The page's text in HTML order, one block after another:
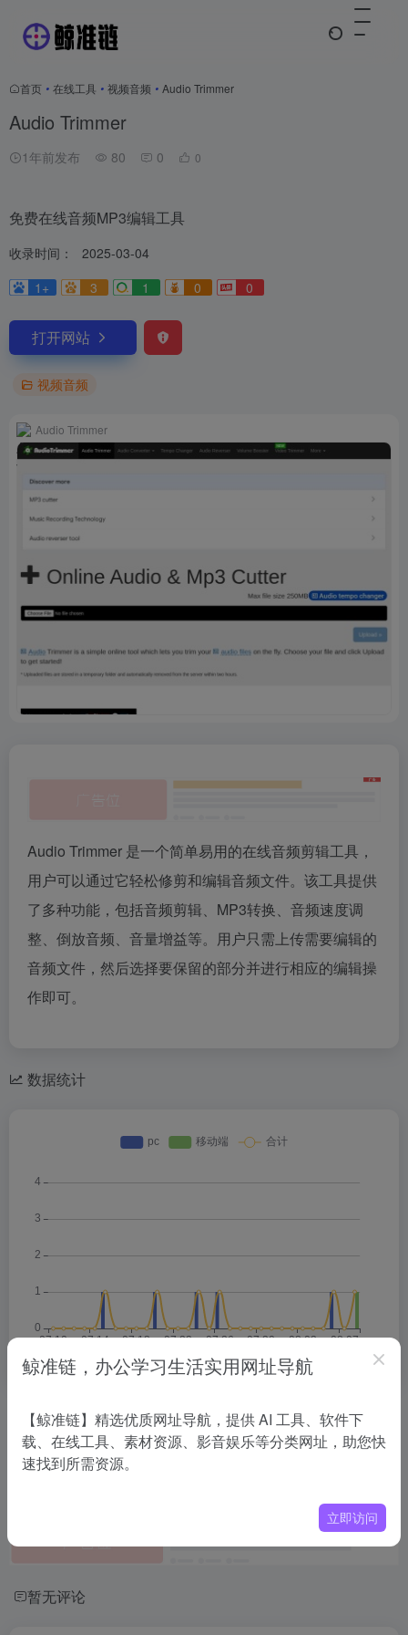
首页 • 在线工具 • 视频音频 • Audio Trimmer
Audio Trimmer
1年前发布 80 0 0
免费在线音频MP3编辑工具
收录时间：
2025-03-04
1+
3 1 0 0
打开网站
视频音频
Audio Trimmer
Audio Trimmer 是一个简单易用的在线音频剪辑工具，
用户可以通过它轻松修剪和编辑音频文件。该工具提供
了多种功能，包括音频剪辑、MP3转换、音频速度调
整、倒放音频、音量增益等。用户只需上传需要编辑的
音频文件，然后选择要保留的部分并进行相应的编辑操
作即可。
数据统计
相关导航
暂无评论
鲸准链，办公学习生活实用网址导航
【鲸准链】精选优质网址导航，提供 AI 工具、软件下
载、在线工具、素材资源、影音娱乐等分类网址，助您快
速找到所需资源。
立即访问